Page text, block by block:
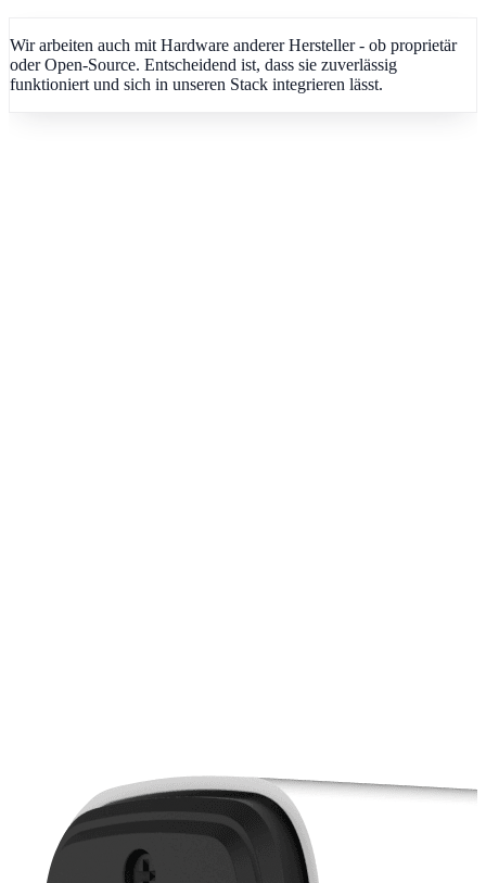
Wir arbeiten auch mit Hardware anderer Hersteller - ob proprietär
oder Open-Source. Entscheidend ist, dass sie zuverlässig
funktioniert und sich in unseren Stack integrieren lässt.